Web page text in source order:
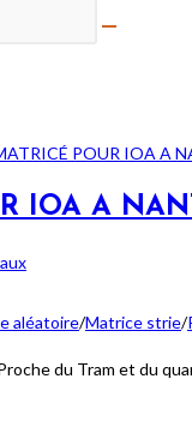
IOA A
aléatoire/Matrice strie/
du Tram et du